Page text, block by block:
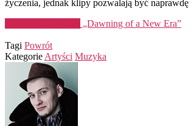
życzenia, jednak klipy pozwalają być
„Dawning of a New Era”
Tagi Powrót
Kategorie Artyści Muzyka